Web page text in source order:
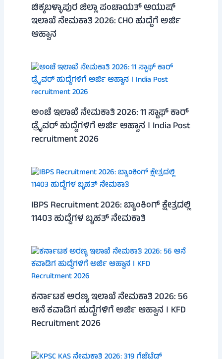
ಚಿಕ್ಕಬಳ್ಳಾಪುರ ಜಿಲ್ಲಾ ಪಂಚಾಯತ್ ಆಯುಷ್
ಇಲಾಖೆ ನೇಮಕಾತಿ 2026: CHO ಹುದ್ದೆಗೆ ಅರ್ಜಿ
ಆಹ್ವಾನ
ಅಂಚೆ ಇಲಾಖೆ ನೇಮಕಾತಿ 2026: 11 ಸ್ಟಾಫ್ ಕಾರ್
ಡ್ರೈವರ್ ಹುದ್ದೆಗಳಿಗೆ ಅರ್ಜಿ ಆಹ್ವಾನ । India Post
recruitment 2026
IBPS Recruitment 2026: ಬ್ಯಾಂಕಿಂಗ್ ಕ್ಷೇತ್ರದಲ್ಲಿ
11403 ಹುದ್ದೆಗಳ ಬೃಹತ್ ನೇಮಕಾತಿ
ಕರ್ನಾಟಕ ಅರಣ್ಯ ಇಲಾಖೆ ನೇಮಕಾತಿ 2026: 56
ಆನೆ ಕವಾಡಿಗ ಹುದ್ದೆಗಳಿಗೆ ಅರ್ಜಿ ಆಹ್ವಾನ । KFD
Recruitment 2026